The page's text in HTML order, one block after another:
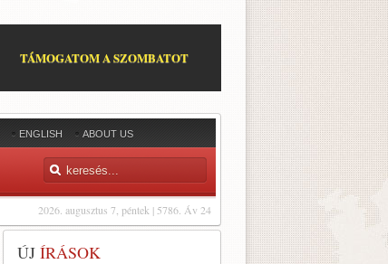
TÁMOGATOM A SZOMBATOT
ENGLISH ABOUT US
2026. augusztus 7, péntek | 5786. Áv 24
ÚJ ÍRÁSOK